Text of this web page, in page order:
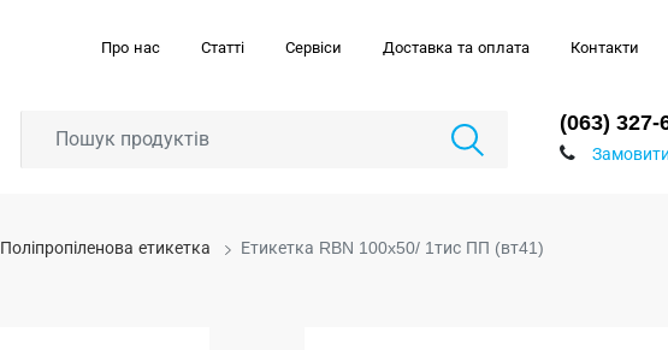
Про нас Статті Сервіси Доставка та оплата Контакти
(063) 327-
Поліпропіленова етикетка Етикетка RBN 100x50/ 1тис ПП (вт41)